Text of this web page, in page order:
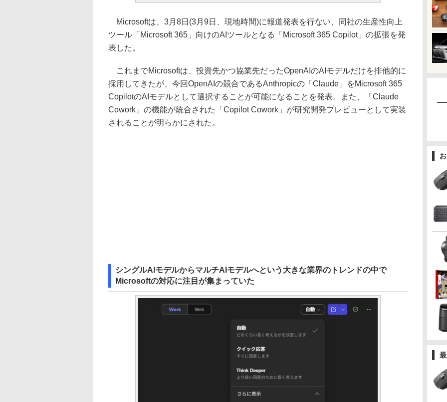
Microsoftは、3月8日(3月9日、現地時間)に報道発表を行ない、同社の生産性向上
ツール「Microsoft 365」向けのAIツールとなる「Microsoft 365 Copilot」の拡張を発
表した。
これまでMicrosoftは、投資先かつ協業先だったOpenAIのAIモデルだけを排他的に
採用してきたが、今回OpenAIの競合であるAnthropicの「Claude」をMicrosoft 365
CopilotのAIモデルとして選択することが可能になることを発表。また、「Claude
Cowork」の機能が統合された「Copilot Cowork」が研究開発プレビューとして実装
されることが明らかにされた。
シングルAIモデルからマルチAIモデルへという大きな業界のトレンドの中で
Microsoftの対応に注目が集まっていた